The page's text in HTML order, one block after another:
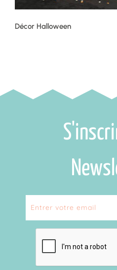
Décor Halloween